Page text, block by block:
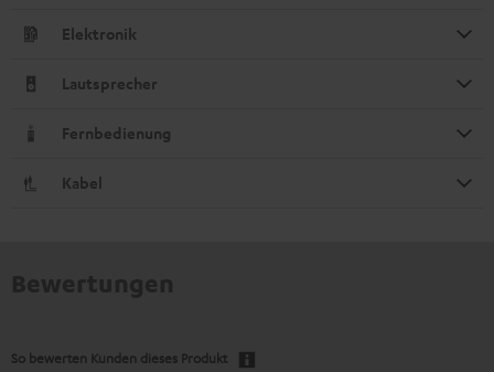
Elektronik
Lautsprecher
Fernbedienung
Kabel
So bewerten Kunden dieses Produkt